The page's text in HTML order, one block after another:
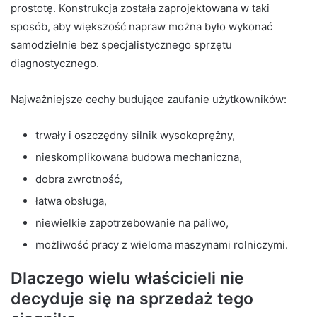
prostotę. Konstrukcja została zaprojektowana w taki
sposób, aby większość napraw można było wykonać
samodzielnie bez specjalistycznego sprzętu
diagnostycznego.
Najważniejsze cechy budujące zaufanie użytkowników:
trwały i oszczędny silnik wysokoprężny,
nieskomplikowana budowa mechaniczna,
dobra zwrotność,
łatwa obsługa,
niewielkie zapotrzebowanie na paliwo,
możliwość pracy z wieloma maszynami rolniczymi.
Dlaczego wielu właścicieli nie
decyduje się na sprzedaż tego